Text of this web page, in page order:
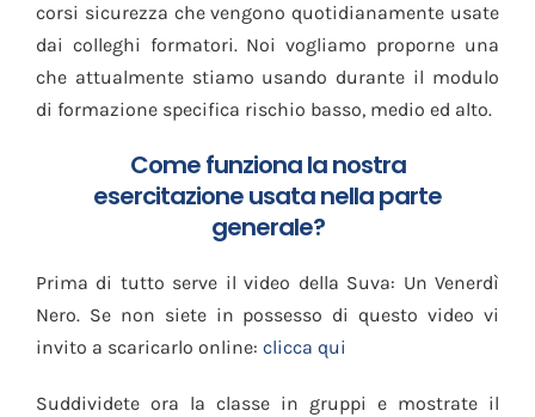
corsi sicurezza che vengono quotidianamente usate
dai colleghi formatori. Noi vogliamo proporne una
che attualmente stiamo usando durante il modulo
di formazione specifica rischio basso, medio ed alto.
Come funziona la nostra
esercitazione usata nella parte
generale?
Prima di tutto serve il video della Suva: Un Venerdì
Nero. Se non siete in possesso di questo video vi
invito a scaricarlo online: clicca qui
Suddividete ora la classe in gruppi e mostrate il